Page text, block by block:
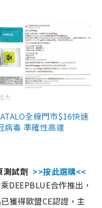
大
全線門市$16快速
病毒 準確性高達
試劑 >>按此選購<<
DEEPBLUE合作推出，
獲得歐盟CE認證，主